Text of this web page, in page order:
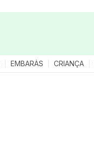
EMBARÀS CRIANÇA